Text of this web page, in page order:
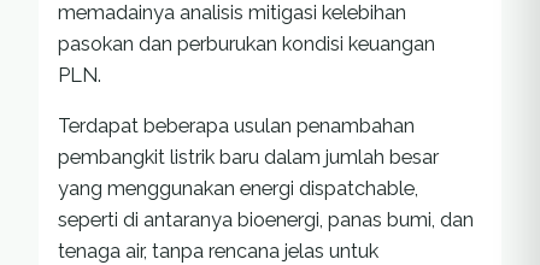
memadainya analisis mitigasi kelebihan
pasokan dan perburukan kondisi keuangan
PLN.
Terdapat beberapa usulan penambahan
pembangkit listrik baru dalam jumlah besar
yang menggunakan energi dispatchable,
seperti di antaranya bioenergi, panas bumi, dan
tenaga air, tanpa rencana jelas untuk